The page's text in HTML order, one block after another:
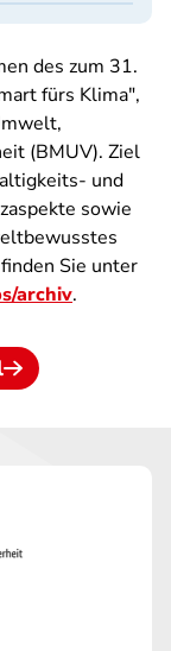
des zum 31.
fürs Klima",
(BMUV). Ziel
und
sowie
Sie unter
archiv.